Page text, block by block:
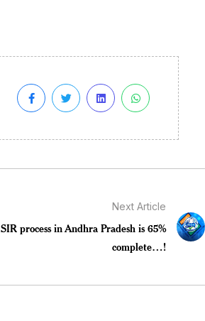
Next Article
SIR process in Andhra Pradesh is 65%
complete…!